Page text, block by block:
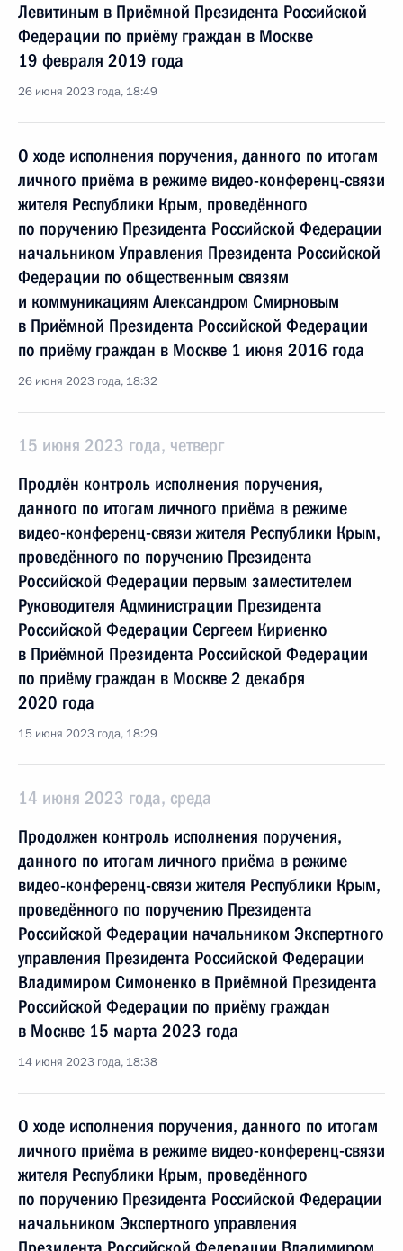
Левитиным в Приёмной Президента Российской
Федерации по приёму граждан в Москве
19 февраля 2019 года
26 июня 2023 года, 18:49
О ходе исполнения поручения, данного по итогам
личного приёма в режиме видео-конференц-связи
жителя Республики Крым, проведённого
по поручению Президента Российской Федерации
начальником Управления Президента Российской
Федерации по общественным связям
и коммуникациям Александром Смирновым
в Приёмной Президента Российской Федерации
по приёму граждан в Москве 1 июня 2016 года
26 июня 2023 года, 18:32
15 июня 2023 года, четверг
Продлён контроль исполнения поручения,
данного по итогам личного приёма в режиме
видео-конференц-связи жителя Республики Крым,
проведённого по поручению Президента
Российской Федерации первым заместителем
Руководителя Администрации Президента
Российской Федерации Сергеем Кириенко
в Приёмной Президента Российской Федерации
по приёму граждан в Москве 2 декабря
2020 года
15 июня 2023 года, 18:29
14 июня 2023 года, среда
Продолжен контроль исполнения поручения,
данного по итогам личного приёма в режиме
видео-конференц-связи жителя Республики Крым,
проведённого по поручению Президента
Российской Федерации начальником Экспертного
управления Президента Российской Федерации
Владимиром Симоненко в Приёмной Президента
Российской Федерации по приёму граждан
в Москве 15 марта 2023 года
14 июня 2023 года, 18:38
О ходе исполнения поручения, данного по итогам
личного приёма в режиме видео-конференц-связи
жителя Республики Крым, проведённого
по поручению Президента Российской Федерации
начальником Экспертного управления